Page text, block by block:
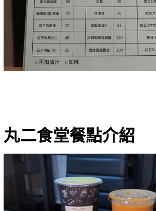
丸二食堂餐點介紹